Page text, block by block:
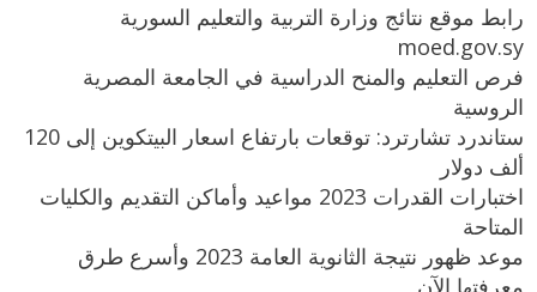
رابط موقع نتائج وزارة التربية والتعليم السورية
moed.gov.sy
فرص التعليم والمنح الدراسية في الجامعة المصرية
الروسية
ستاندرد تشارترد: توقعات بارتفاع اسعار البيتكوين إلى 120
ألف دولار
اختبارات القدرات 2023 مواعيد وأماكن التقديم والكليات
المتاحة
موعد ظهور نتيجة الثانوية العامة 2023 وأسرع طرق
معرفتها الآن